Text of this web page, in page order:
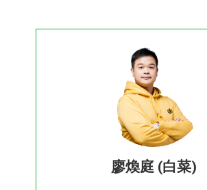
廖煥庭 (白菜)